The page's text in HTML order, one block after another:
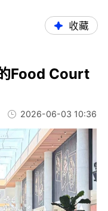
收藏
Food Court
2026-06-03 10:36